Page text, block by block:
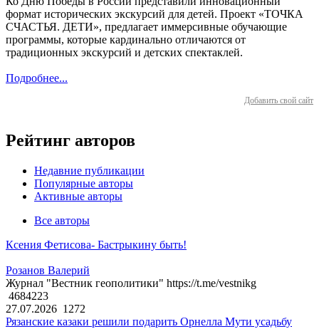
формат исторических экскурсий для детей. Проект «ТОЧКА
СЧАСТЬЯ. ДЕТИ», предлагает иммерсивные обучающие
программы, которые кардинально отличаются от
традиционных экскурсий и детских спектаклей.
Подробнее...
Добавить свой сайт
Рейтинг авторов
Недавние публикации
Популярные авторы
Активные авторы
Все авторы
Ксения Фетисова- Бастрыкину быть!
Розанов Валерий
Журнал "Вестник геополитики" https://t.me/vestnikg
4684223
27.07.2026 1272
Рязанские казаки решили подарить Орнелла Мути усадьбу